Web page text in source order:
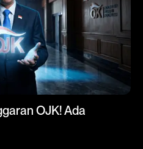
OJK! Ada